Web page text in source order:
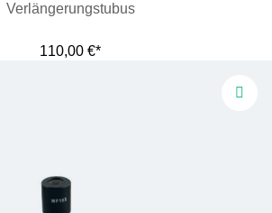
Verlängerungstubus
110,00 €*